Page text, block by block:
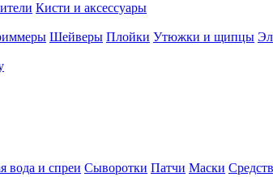
Кисти и аксессуары
Шейверы Плойки Утюжки и щипцы
вода и спреи Сыворотки Патчи Маски